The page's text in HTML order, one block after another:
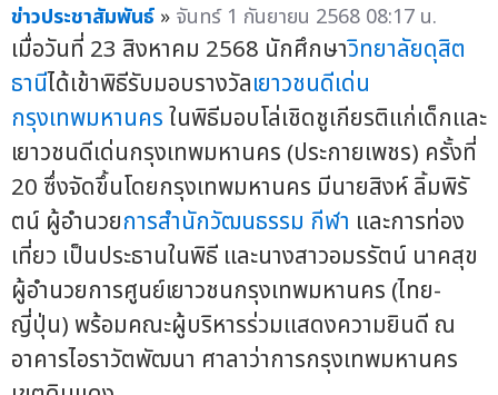
ข่าวประชาสัมพันธ์ » จันทร์ 1 กันยายน 2568 08:17 น.
เมื่อวันที่ 23 สิงหาคม 2568 นักศึกษาวิทยาลัยดุสิต
ธานีได้เข้าพิธีรับมอบรางวัลเยาวชนดีเด่น
กรุงเทพมหานครในพิธีมอบโล่เชิดชูเกียรติแก่เด็กและ
เยาวชนดีเด่นกรุงเทพมหานคร (ประกายเพชร) ครั้งที่
20 ซึ่งจัดขึ้นโดยกรุงเทพมหานคร มีนายสิงห์ ลิ้มพิรั
ตน์ ผู้อำนวยการสำนักวัฒนธรรม กีฬา และการท่อง
เที่ยว เป็นประธานในพิธี และนางสาวอมรรัตน์ นาคสุข
ผู้อำนวยการศูนย์เยาวชนกรุงเทพมหานคร (ไทย-
ญี่ปุ่น) พร้อมคณะผู้บริหารร่วมแสดงความยินดี ณ
อาคารไอราวัตพัฒนา ศาลาว่าการกรุงเทพมหานคร